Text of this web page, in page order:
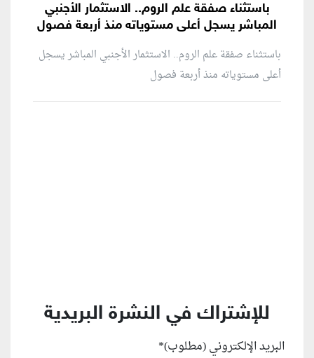
باستثناء صفقة علم الروم.. الاستثمار الأجنبي
المباشر يسجل أعلى مستوياته منذ أربعة فصول
باستثناء صفقة علم الروم.. الاستثمار الأجنبي المباشر يسجل
أعلى مستوياته منذ أربعة فصول
للإشتراك في النشرة البريدية
البريد الإلكتروني (مطلوب)*